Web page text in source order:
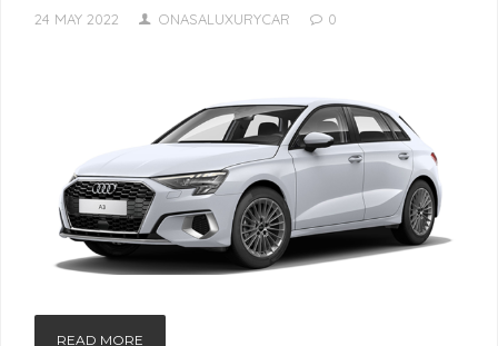
24 MAY 2022 ONASALUXURYCAR 0
READ MORE